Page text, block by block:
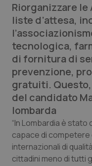
Lettere al direttore
Edizioni Regionali
QS Pro
Professionisti
Abruzzo
Basilicata
QS Pro Gold
Artrite & artrosi
QS Club
Riorganizzare le
liste d’attesa,
tecnologica,
di fornitura di
prevenzione,
gratuiti.
del candidato
lombarda
“In Lombardia è
capace di competere
internazionali di
cittadini meno di tutti